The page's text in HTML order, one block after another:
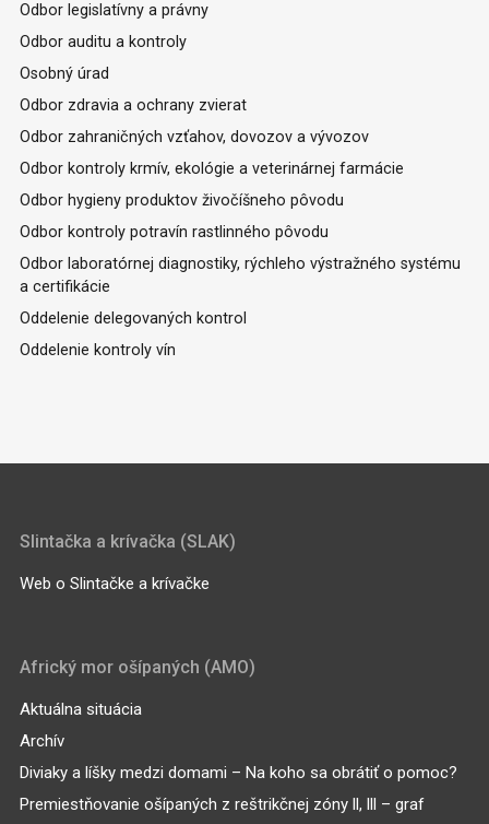
Odbor legislatívny a právny
Odbor auditu a kontroly
Osobný úrad
Odbor zdravia a ochrany zvierat
Odbor zahraničných vzťahov, dovozov a vývozov
Odbor kontroly krmív, ekológie a veterinárnej farmácie
Odbor hygieny produktov živočíšneho pôvodu
Odbor kontroly potravín rastlinného pôvodu
Odbor laboratórnej diagnostiky, rýchleho výstražného systému
a certifikácie
Oddelenie delegovaných kontrol
Oddelenie kontroly vín
Slintačka a krívačka (SLAK)
Web o Slintačke a krívačke
Africký mor ošípaných (AMO)
Aktuálna situácia
Archív
Diviaky a líšky medzi domami – Na koho sa obrátiť o pomoc?
Premiestňovanie ošípaných z reštrikčnej zóny ll, lll – graf